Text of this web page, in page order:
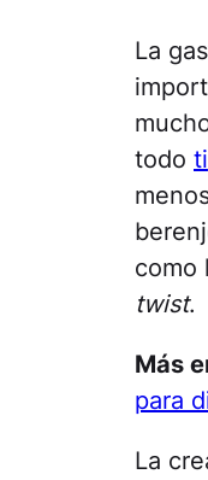
La
todo
como
twist.
Más
para
La